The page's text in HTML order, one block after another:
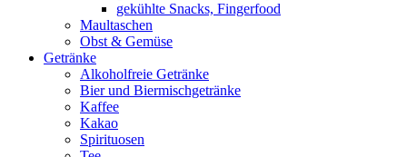
gekühlte Snacks, Fingerfood
Maultaschen
Obst & Gemüse
Getränke
Alkoholfreie Getränke
Bier und Biermischgetränke
Kaffee
Kakao
Spirituosen